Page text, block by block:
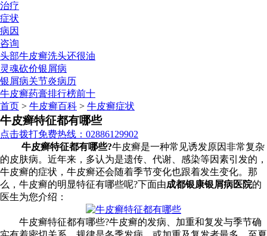
治疗
症状
病因
咨询
头部牛皮癣洗头还很油
灵魂砍价银屑病
银屑病关节炎病历
牛皮癣药膏排行榜前十
首页 > 牛皮癣百科 > 牛皮癣症状
牛皮癣特征都有哪些
点击拨打免费热线：02886129902
牛皮癣特征都有哪些?牛皮癣是一种常见诱发原因非常复杂
的皮肤病。近年来，多认为是遗传、代谢、感染等因素引发的，
牛皮癣的症状，牛皮癣还会随着季节变化也跟着发生变化。那
么，牛皮癣的明显特征有哪些呢?下面由成都银康银屑病医院的
医生为您介绍：
牛皮癣特征都有哪些?牛皮癣的发病、加重和复发与季节确